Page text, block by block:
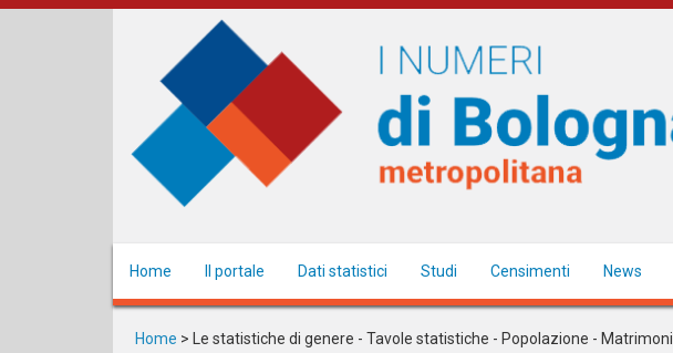
Salta
Home Il portale Dati statistici Studi Censimenti News
Home > Le statistiche di genere - Tavole statistiche - Popolazione - Matrimoni